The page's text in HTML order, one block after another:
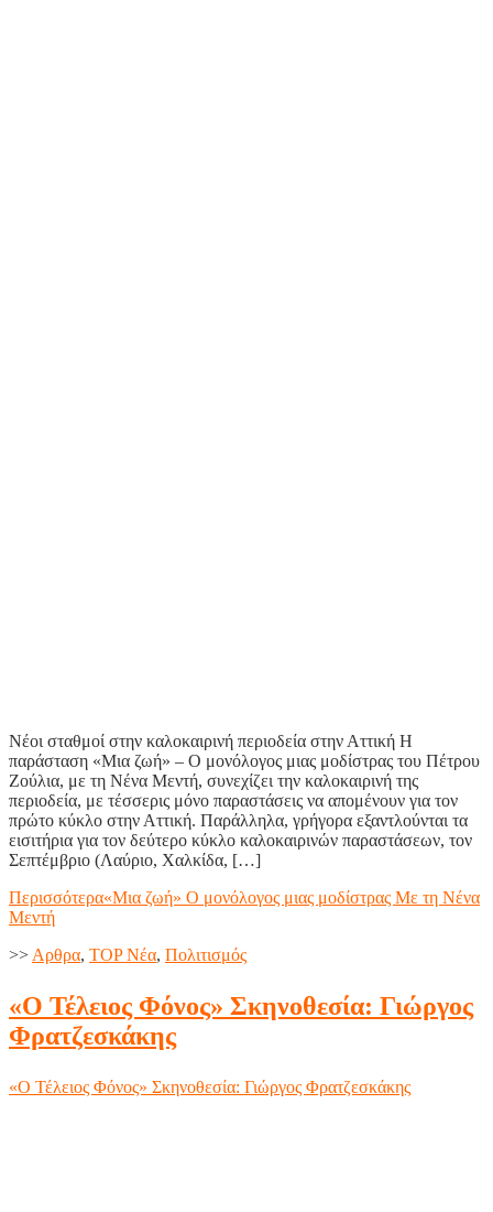
Νέοι σταθμοί στην καλοκαιρινή περιοδεία στην Αττική Η
παράσταση «Μια ζωή» – Ο μονόλογος μιας μοδίστρας του Πέτρου
Ζούλια, με τη Νένα Μεντή, συνεχίζει την καλοκαιρινή της
περιοδεία, με τέσσερις μόνο παραστάσεις να απομένουν για τον
πρώτο κύκλο στην Αττική. Παράλληλα, γρήγορα εξαντλούνται τα
εισιτήρια για τον δεύτερο κύκλο καλοκαιρινών παραστάσεων, τον
Σεπτέμβριο (Λαύριο, Χαλκίδα, […]
Περισσότερα«Μια ζωή» Ο μονόλογος μιας μοδίστρας Με τη Νένα
Μεντή
>>Aρθρα, TOP Nέα, Πολιτισμός
«Ο Τέλειος Φόνος» Σκηνοθεσία: Γιώργος
Φρατζεσκάκης
«Ο Τέλειος Φόνος» Σκηνοθεσία: Γιώργος Φρατζεσκάκης